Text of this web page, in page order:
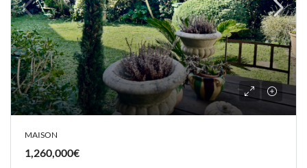
MAISON
1,260,000€